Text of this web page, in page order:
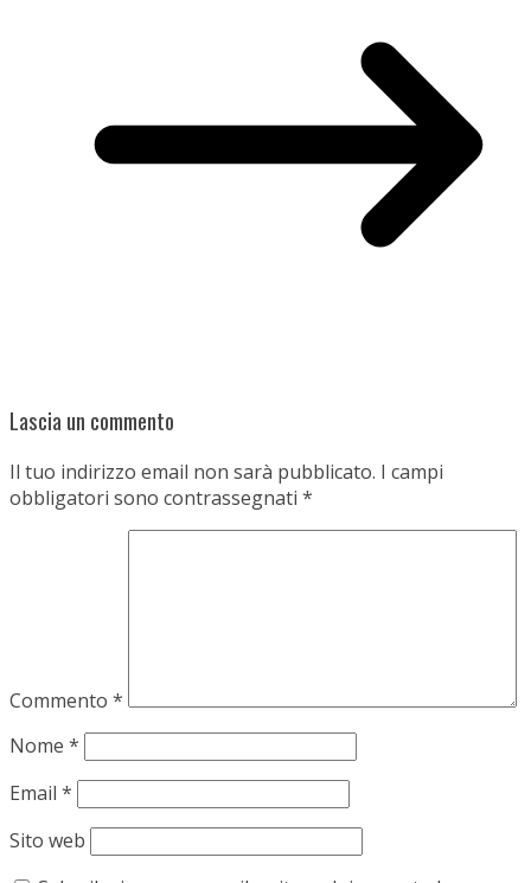
Lascia un commento
Il tuo indirizzo email non sarà pubblicato. I campi
obbligatori sono contrassegnati *
Commento *
Nome *
Email *
Sito web